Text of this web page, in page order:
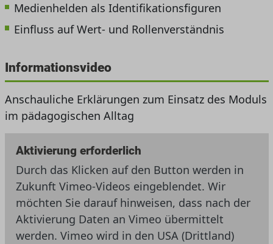
Medienhelden als Identifikationsfiguren
Einfluss auf Wert- und Rollenverständnis
Informationsvideo
Anschauliche Erklärungen zum Einsatz des Moduls
im pädagogischen Alltag
Aktivierung erforderlich
Durch das Klicken auf den Button werden in
Zukunft Vimeo-Videos eingeblendet. Wir
möchten Sie darauf hinweisen, dass nach der
Aktivierung Daten an Vimeo übermittelt
werden. Vimeo wird in den USA (Drittland)